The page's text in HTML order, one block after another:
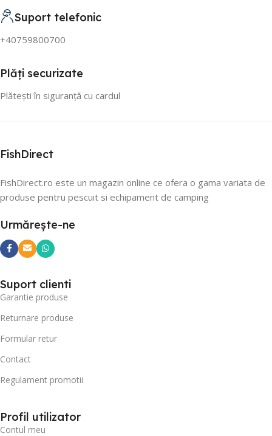
Suport telefonic
+40759800700
Plăți securizate
Plătești în siguranță cu cardul
FishDirect
FishDirect.ro este un magazin online ce ofera o gama variata de
produse pentru pescuit si echipament de camping
Urmărește-ne
Suport clienti
Garantie produse
Returnare produse
Formular retur
Contact
Regulament promotii
Profil utilizator
Contul meu